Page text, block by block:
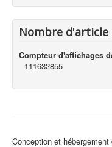
Nombre d'article
Compteur d'affichages
111632855
Conception et